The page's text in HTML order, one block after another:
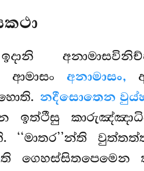
ආමාසං අනාමාසං,
නදීසොතෙන
ඉත්ථීසු
ති ගෙහස්සිතපෙමෙන